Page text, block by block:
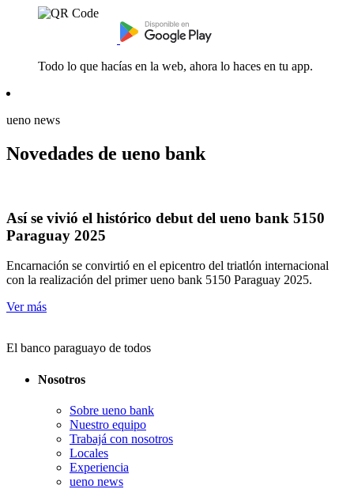
Todo lo que hacías en la web, ahora lo haces en tu app.
ueno news
Novedades de ueno bank
Así se vivió el histórico debut del ueno bank 5150
Paraguay 2025
Encarnación se convirtió en el epicentro del triatlón internacional
con la realización del primer ueno bank 5150 Paraguay 2025.
Ver más
El banco paraguayo de todos
Nosotros
Sobre ueno bank
Nuestro equipo
Trabajá con nosotros
Locales
Experiencia
ueno news